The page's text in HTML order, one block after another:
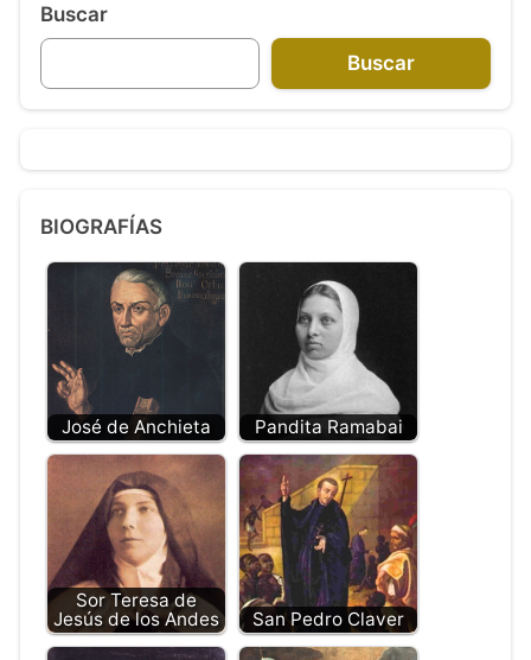
Buscar
Buscar
BIOGRAFÍAS
José de Anchieta Pandita Ramabai
Sor Teresa de
Jesús de los Andes
San Pedro Claver